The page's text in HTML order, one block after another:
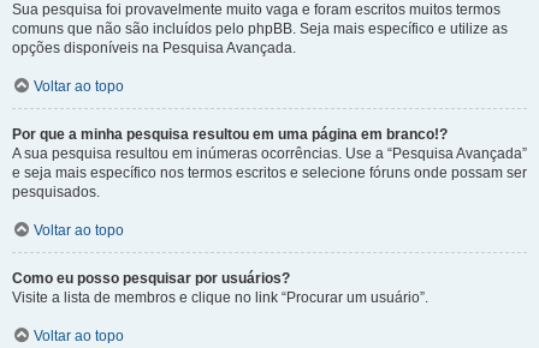
Sua pesquisa foi provavelmente muito vaga e foram escritos muitos termos
comuns que não são incluídos pelo phpBB. Seja mais específico e utilize as
opções disponíveis na Pesquisa Avançada.
Voltar ao topo
Por que a minha pesquisa resultou em uma página em branco!?
A sua pesquisa resultou em inúmeras ocorrências. Use a “Pesquisa Avançada”
e seja mais específico nos termos escritos e selecione fóruns onde possam ser
pesquisados.
Voltar ao topo
Como eu posso pesquisar por usuários?
Visite a lista de membros e clique no link “Procurar um usuário”.
Voltar ao topo